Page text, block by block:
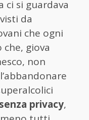
si guardava
da
che ogni
giova
non
privacy,